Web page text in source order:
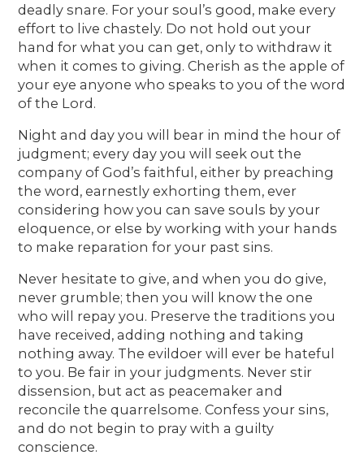
deadly snare. For your soul’s good, make every
effort to live chastely. Do not hold out your
hand for what you can get, only to withdraw it
when it comes to giving. Cherish as the apple of
your eye anyone who speaks to you of the word
of the Lord.
Night and day you will bear in mind the hour of
judgment; every day you will seek out the
company of God’s faithful, either by preaching
the word, earnestly exhorting them, ever
considering how you can save souls by your
eloquence, or else by working with your hands
to make reparation for your past sins.
Never hesitate to give, and when you do give,
never grumble; then you will know the one
who will repay you. Preserve the traditions you
have received, adding nothing and taking
nothing away. The evildoer will ever be hateful
to you. Be fair in your judgments. Never stir
dissension, but act as peacemaker and
reconcile the quarrelsome. Confess your sins,
and do not begin to pray with a guilty
conscience.